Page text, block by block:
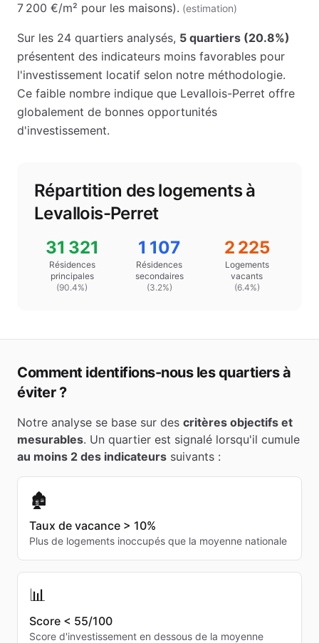
7 200 €/m² pour les maisons). (estimation)
Sur les 24 quartiers analysés, 5 quartiers (20.8%)
présentent des indicateurs moins favorables pour
l'investissement locatif selon notre méthodologie.
Ce faible nombre indique que Levallois-Perret offre
globalement de bonnes opportunités
d'investissement.
Répartition des logements à
Levallois-Perret
31 321
Résidences
principales
(90.4%)
1 107
Résidences
secondaires
(3.2%)
2 225
Logements
vacants
(6.4%)
Comment identifions-nous les quartiers à
éviter ?
Notre analyse se base sur des critères objectifs et
mesurables. Un quartier est signalé lorsqu'il cumule
au moins 2 des indicateurs suivants :
🏚️
Taux de vacance > 10%
Plus de logements inoccupés que la moyenne nationale
📊
Score < 55/100
Score d'investissement en dessous de la moyenne